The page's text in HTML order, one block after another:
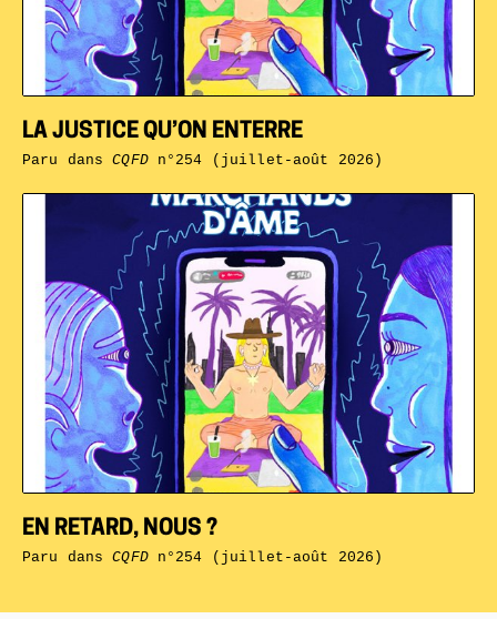
EN RETARD, NOUS ?
Paru dansCQFDn°254 (juillet-août 2026)
LA JUSTICE QU’ON ENTERRE
Paru dansCQFDn°254 (juillet-août 2026)